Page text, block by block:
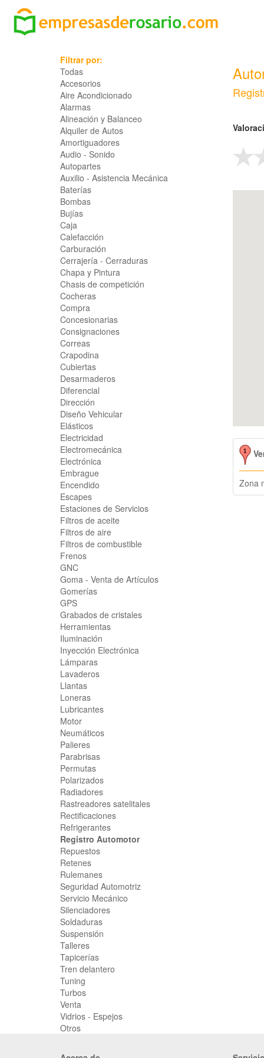
Filtrar por:
Todas
Accesorios
Aire Acondicionado
Alarmas
Alineación y Balanceo
Alquiler de Autos
Amortiguadores
Audio - Sonido
Autopartes
Auxilio - Asistencia Mecánica
Baterías
Bombas
Bujías
Caja
Calefacción
Carburación
Cerrajería - Cerraduras
Chapa y Pintura
Chasis de competición
Cocheras
Compra
Concesionarias
Consignaciones
Correas
Crapodina
Cubiertas
Desarmaderos
Diferencial
Dirección
Diseño Vehicular
Elásticos
Electricidad
Electromecánica
Electrónica
Embrague
Encendido
Escapes
Estaciones de Servicios
Filtros de aceite
Filtros de aire
Filtros de combustible
Frenos
GNC
Goma - Venta de Artículos
Gomerías
GPS
Grabados de cristales
Herramientas
Iluminación
Inyección Electrónica
Lámparas
Lavaderos
Llantas
Loneras
Lubricantes
Motor
Neumáticos
Palieres
Parabrisas
Permutas
Polarizados
Radiadores
Rastreadores satelitales
Rectificaciones
Refrigerantes
Registro Automotor
Repuestos
Retenes
Rulemanes
Seguridad Automotriz
Servicio Mecánico
Silenciadores
Soldaduras
Suspensión
Talleres
Tapicerías
Tren delantero
Tuning
Turbos
Venta
Vidrios - Espejos
Otros
Zona